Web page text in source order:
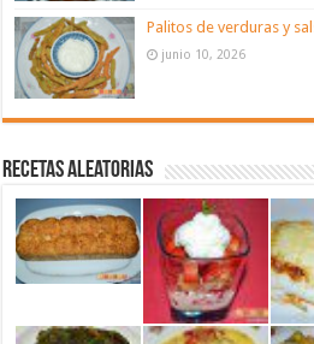
Palitos de verduras y
junio 10, 2026
Recetas aleatorias